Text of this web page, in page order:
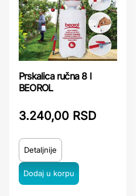
Prskalica ručna 8 l
BEOROL
3.240,00 RSD
Detaljnije